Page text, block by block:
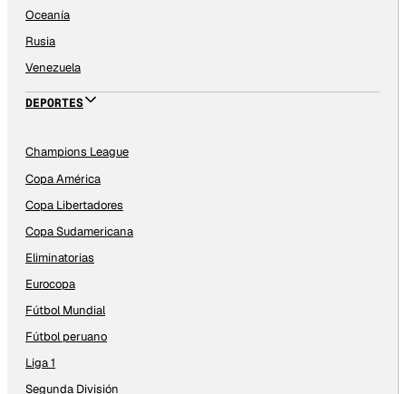
Oceanía
Rusia
Venezuela
DEPORTES
Champions League
Copa América
Copa Libertadores
Copa Sudamericana
Eliminatorias
Eurocopa
Fútbol Mundial
Fútbol peruano
Liga 1
Segunda División